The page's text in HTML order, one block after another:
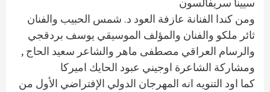
ومن كندا الفنانة عازفة العود د. شمس الحبيب والفنان
ثائر ملكو والفنان والمؤلف الموسيقي يوسف بردقجي
والرسام العراقي مصطفى ماهر والشاعر سعيد الحاج ,
ومشاركة الشاعرة اوجيني عبود الحايك اميركا
كما اود التنويه انه المهرجان الدولي الإفتراضي الأول من